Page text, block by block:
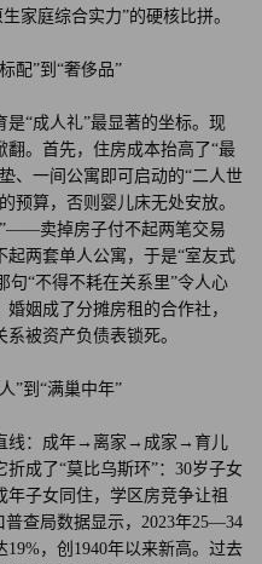
家庭综合实力”的硬核比拼。
配”到“奢侈品”
“成人礼”最显著的坐标。现
。首先，住房成本抬高了“最
、一间公寓即可启动的“二人世
预算，否则婴儿床无处安放。
卖掉房子付不起两笔交易
两套单人公寓，于是“室友式
句“不得不耗在关系里”令人心
姻成了分摊房租的合作社，
被资产负债表锁死。
”到“满巢中年”
线：成年→离家→成家→育儿
成了“莫比乌斯环”：30岁子女
年子女同住，学区房竞争让祖
普查局数据显示，2023年25—34
，创1940年以来新高。过去